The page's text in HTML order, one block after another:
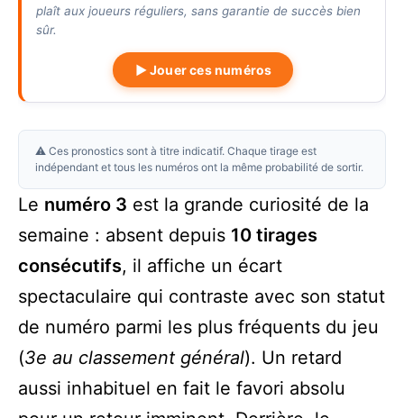
plaît aux joueurs réguliers, sans garantie de succès bien
sûr.
▶ Jouer ces numéros
⚠️ Ces pronostics sont à titre indicatif. Chaque tirage est
indépendant et tous les numéros ont la même probabilité de sortir.
Le numéro 3 est la grande curiosité de la
semaine : absent depuis 10 tirages
consécutifs, il affiche un écart
spectaculaire qui contraste avec son statut
de numéro parmi les plus fréquents du jeu
(3e au classement général). Un retard
aussi inhabituel en fait le favori absolu